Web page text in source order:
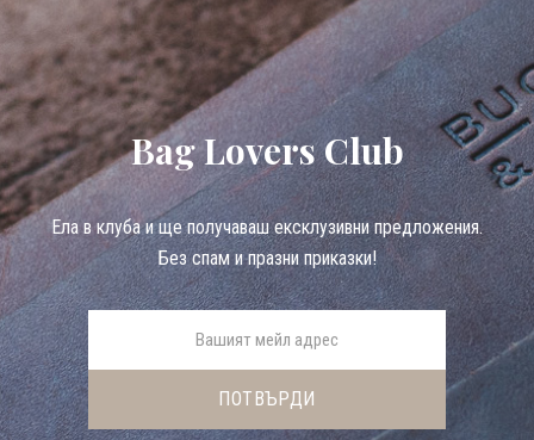
Bag Lovers Club
Eла в клуба и ще получаваш ексклузивни предложения.
Без спам и празни приказки!